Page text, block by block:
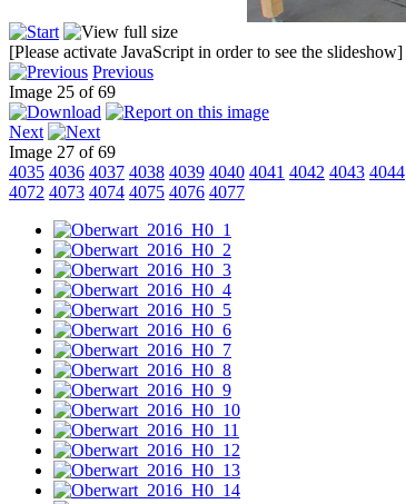
[Please activate JavaScript in order to see the slideshow]
Previous
Image 25 of 69
Next
Image 27 of 69
4035 4036 4037 4038 4039 4040 4041 4042 4043 4044
4072 4073 4074 4075 4076 4077